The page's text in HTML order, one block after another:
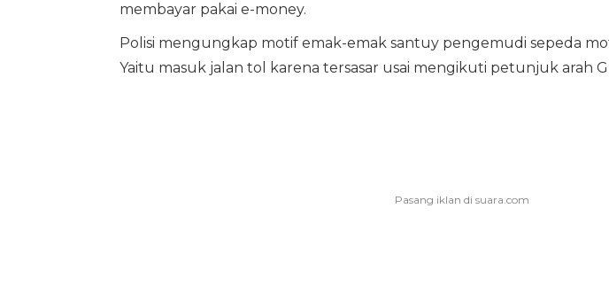
membayar pakai e-money.
Polisi mengungkap motif emak-emak santuy pengemudi sepeda
Yaitu masuk jalan tol karena tersasar usai mengikuti petunjuk arah